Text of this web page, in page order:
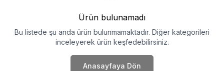
Ürün bulunamadı
Bu listede şu anda ürün bulunmamaktadır. Diğer kategorileri
inceleyerek ürün keşfedebilirsiniz.
Anasayfaya Dön